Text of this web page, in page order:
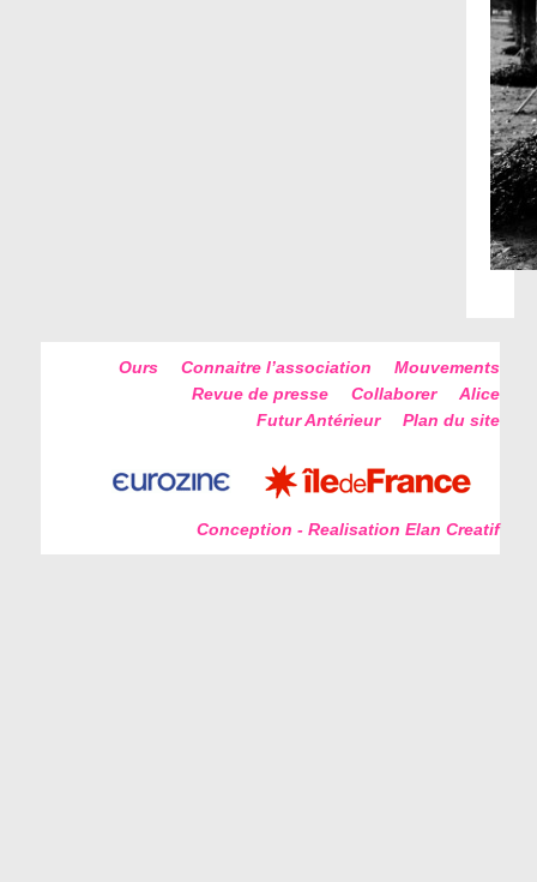
Ours Connaitre l’association
Mouvements
Revue de presse
Collaborer
Alice
Futur Antérieur
Plan du site
Conception - Realisation Elan Creatif